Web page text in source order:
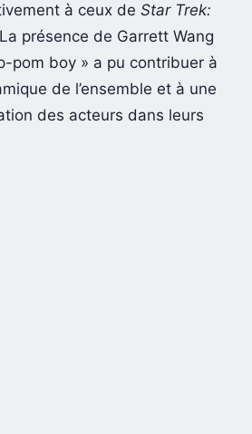
à ceux de Star Trek:
présence de Garrett Wang
pom boy » a pu contribuer à
de l’ensemble et à une
des acteurs dans leurs